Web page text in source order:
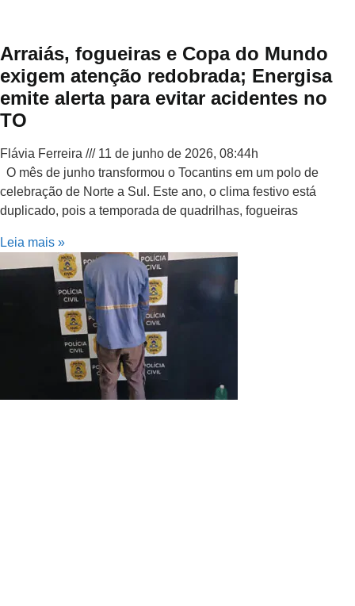
Arraiás, fogueiras e Copa do Mundo
exigem atenção redobrada; Energisa
emite alerta para evitar acidentes no
TO
Flávia Ferreira
11 de junho de 2026, 08:44h
O mês de junho transformou o Tocantins em um polo de
celebração de Norte a Sul. Este ano, o clima festivo está
duplicado, pois a temporada de quadrilhas, fogueiras
Leia mais »